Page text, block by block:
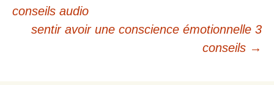
desconseils audio
sentir avoir une conscience émotionnelle 3
conseils →